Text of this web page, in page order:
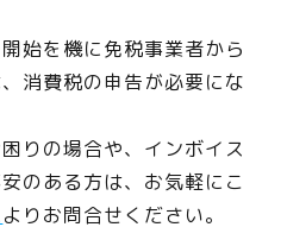
始を機に免税事業者から
消費税の申告が必要にな
りの場合や、インボイス
のある方は、お気軽にこ
よりお問合せください。